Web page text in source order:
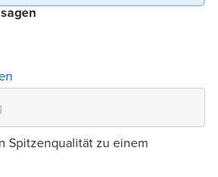
Spitzenqualität zu einem